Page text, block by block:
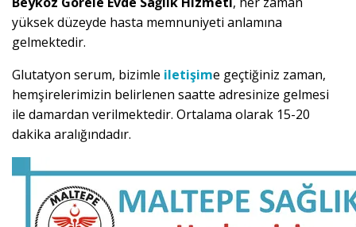
yüksek düzeyde hasta memnuniyeti anlamına
gelmektedir.
Glutatyon serum, bizimle iletişime geçtiğiniz zaman,
hemşirelerimizin belirlenen saatte adresinize gelmesi
ile damardan verilmektedir. Ortalama olarak 15-20
dakika aralığındadır.